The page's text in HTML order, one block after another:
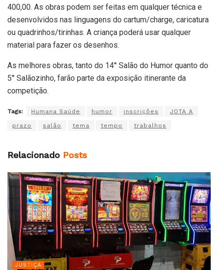
400,00. As obras podem ser feitas em qualquer técnica e
desenvolvidos nas linguagens do cartum/charge, caricatura
ou quadrinhos/tirinhas. A criança poderá usar qualquer
material para fazer os desenhos.
As melhores obras, tanto do 14° Salão do Humor quanto do
5° Salãozinho, farão parte da exposição itinerante da
competição.
Tags: Humana Saúde humor inscrições JOTA A
prazo salão tema tempo trabalhos
Relacionado Posts
JUSTIÇA